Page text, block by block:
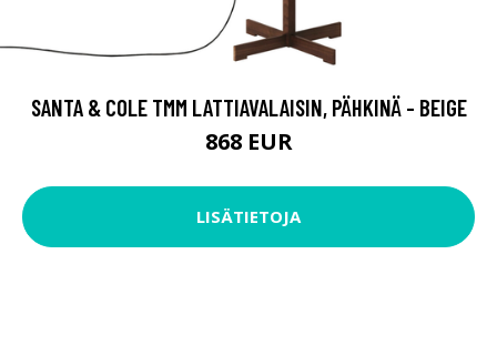
SANTA & COLE TMM LATTIAVALAISIN, PÄHKINÄ - BEIGE
868 EUR
LISÄTIETOJA